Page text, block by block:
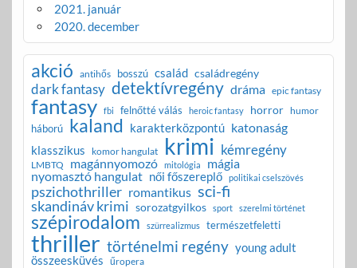
2021. január
2020. december
akció antihős bosszú család családregény
dark fantasy detektívregény dráma epic fantasy
fantasy fbi felnőtté válás heroic fantasy horror humor
háború kaland karakterközpontú katonaság
klasszikus komor hangulat krimi kémregény
LMBTQ magánnyomozó mitológia mágia
nyomasztó hangulat női főszereplő politikai cselszövés
pszichothriller romantikus sci-fi
skandináv krimi sorozatgyilkos sport szerelmi történet
szépirodalom szürrealizmus természetfeletti
thriller történelmi regény young adult
összeesküvés űropera